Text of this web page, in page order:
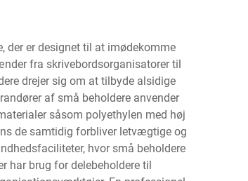
der er designet til at imødekomme
fra skrivebordsorganisatorer til
drejer sig om at tilbyde alsidige
af små beholdere anvender
såsom polyethylen med høj
de samtidig forbliver letvægtige og
hvor små beholdere
har brug for delebeholdere til